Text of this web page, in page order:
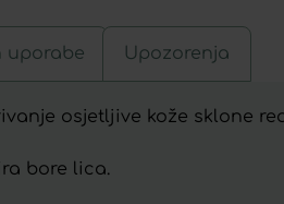
uporabe Upozorenja
osjetljive kože sklone
bore lica.